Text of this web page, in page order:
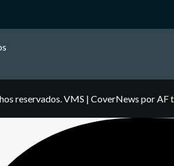
reservados. VMS | CoverNews por AF